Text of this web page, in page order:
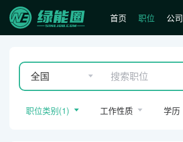
首页 职位 公司
全国
职位类别(1) 工作性质 学历